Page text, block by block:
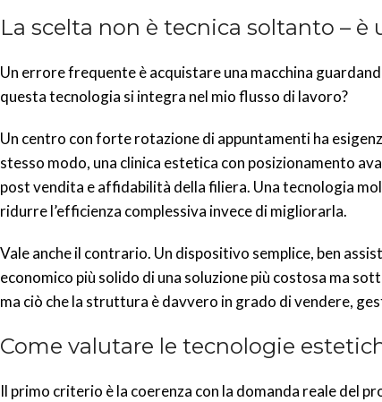
La scelta non è tecnica soltanto –
Un errore frequente è acquistare una macchina
questa tecnologia si integra nel mio flusso di lavoro?
Un centro con forte rotazione di appuntamenti ha
stesso modo, una clinica estetica con posizionamento
post vendita e affidabilità della filiera. Una tecnologia
ridurre l’efficienza complessiva invece di migliorarla.
Vale anche il contrario. Un dispositivo semplice, ben
economico più solido di una soluzione più costosa ma
ma ciò che la struttura è davvero in grado di vendere,
Come valutare le tecnologie
Il primo criterio è la coerenza con la domanda reale del